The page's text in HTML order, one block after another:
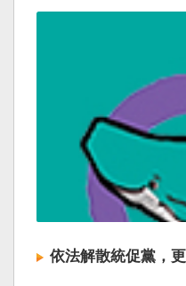
依法解散統促黨，